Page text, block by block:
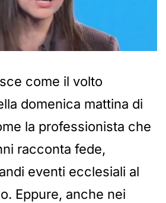
come il volto
domenica mattina di
la professionista che
racconta fede,
eventi ecclesiali al
Eppure, anche nei